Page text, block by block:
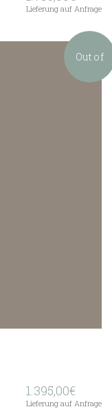
Lieferung auf Anfrage
Out of
1.395,00€
Lieferung auf Anfrage